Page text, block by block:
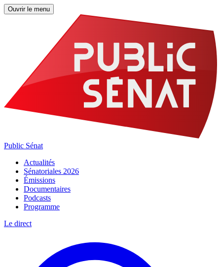
Ouvrir le menu
Public Sénat
Actualités
Sénatoriales 2026
Émissions
Documentaires
Podcasts
Programme
Le direct